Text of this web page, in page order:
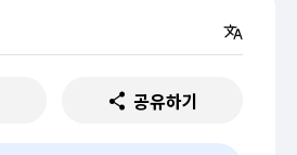
공유하기